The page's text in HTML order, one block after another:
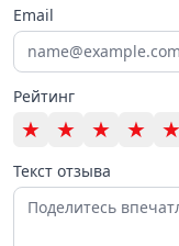
Email
Рейтинг
★ ★ ★ ★ ★
Текст отзыва